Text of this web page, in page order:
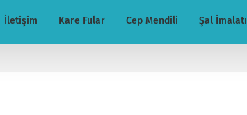
İletişim Kare Fular Cep Mendili Şal İmalatı